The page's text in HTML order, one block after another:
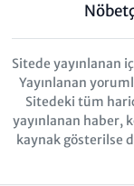
Sitede yayınlanan
Yayınlanan
Sitedeki tüm
yayınlanan haber,
kaynak gösterilse